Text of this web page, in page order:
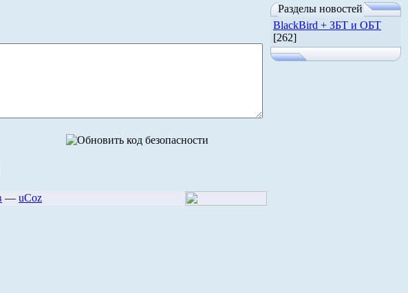
— uCoz
Разделы новостей
BlackBird + ЗБТ и ОБТ
[262]